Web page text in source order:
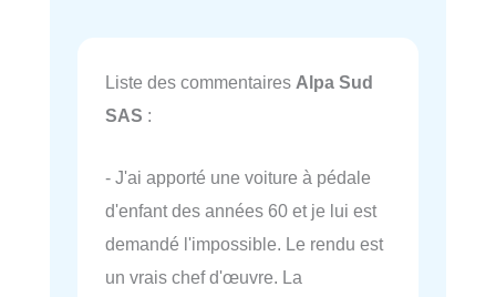
Liste des commentaires Alpa Sud
SAS :
- J'ai apporté une voiture à pédale
d'enfant des années 60 et je lui est
demandé l'impossible. Le rendu est
un vrais chef d'œuvre. La